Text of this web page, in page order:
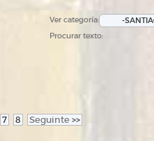
Ver categoría:
Procurar texto:
7 8 Seguinte >>